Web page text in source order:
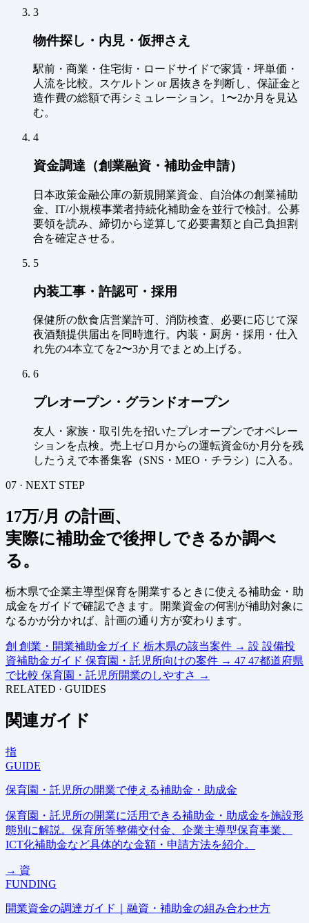
3
物件探し・内見・仮押さえ
駅前・商業・住宅街・ロードサイドで家賃・坪単価・
人流を比較。スケルトン or 居抜きを判断し、保証金と
造作費の総額で再シミュレーション。1〜2か月を見込
む。
4
資金調達（創業融資・補助金申請）
日本政策金融公庫の新規開業資金、自治体の創業補助
金、IT/小規模事業者持続化補助金を並行で検討。公募
要領を読み、締切から逆算して必要書類と自己負担割
合を確定させる。
5
内装工事・許認可・採用
保健所の飲食店営業許可、消防検査、必要に応じて深
夜酒類提供届出を同時進行。内装・厨房・採用・仕入
れ先の4本立てを2〜3か月でまとめ上げる。
6
プレオープン・グランドオープン
友人・家族・取引先を招いたプレオープンでオペレー
ションを点検。売上ゼロ月からの運転資金6か月分を残
したうえで本番集客（SNS・MEO・チラシ）に入る。
07 · NEXT STEP
17万/月 の計画、
実際に補助金で後押しできるか調べ
る。
栃木県で企業主導型保育を開業するときに使える補助金・助
成金をガイドで確認できます。開業資金の何割が補助対象に
なるかが分かれば、計画の通り方が変わります。
創 創業・開業補助金ガイド 栃木県の該当案件 → 設 設備投
資補助金ガイド 保育園・託児所向けの案件 → 47 47都道府県
で比較 保育園・託児所開業のしやすさ →
RELATED · GUIDES
関連ガイド
指
GUIDE
保育園・託児所の開業で使える補助金・助成金
保育園・託児所の開業に活用できる補助金・助成金を施設形
態別に解説。保育所等整備交付金、企業主導型保育事業、
ICT化補助金など具体的な金額・申請方法を紹介。
→ 資
FUNDING
開業資金の調達ガイド｜融資・補助金の組み合わせ方